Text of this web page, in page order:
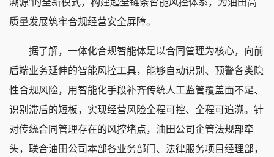
质量发展筑牢合规经营安全屏障。
据了解，一体化合规智能体是以合同管理为核心，向前
后端业务延伸的智能风控工具，能够自动识别、预警各类隐
性合规风险，用智能化手段补齐传统人工监管覆盖面不足、
识别滞后的短板，实现经营风险全程可控、全程可追溯。针
对传统合同管理存在的风控堵点，油田公司企管法规部牵
头，联合油田公司本部各业务部门、法律服务项目经理部，